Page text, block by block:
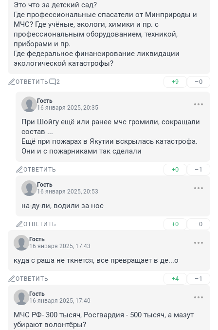
Это что за детский сад?
Где профессиональные спасатели от Минприроды и
МЧС? Где учёные, экологи, химики и пр. с
профессиональным оборудованием, техникой,
приборами и пр.
Где федеральное финансирование ликвидации
экологической катастрофы?
ОТВЕТИТЬ 2 +9 –0
Гость
16 января 2025, 20:35
При Шойгу ещё или ранее мчс громили, сокращали
состав ...
Ещё при пожарах в Якутии вскрылась катастрофа.
Они и с пожарниками так сделали
ОТВЕТИТЬ +0 –1
Гость
16 января 2025, 20:53
на-ду-ли, водили за нос
ОТВЕТИТЬ +0 –0
Гость
16 января 2025, 17:43
куда с раша не ткнется, все превращает в де...о
ОТВЕТИТЬ +4 –1
Гость
16 января 2025, 17:40
МЧС РФ- 300 тысяч, Росгвардия - 500 тысяч, а мазут
убирают волонтёры?